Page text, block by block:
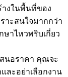
งในพื้นที่ของ
าะสนใจมากกว่า
ษาไหวพริบเกี่ยว
นอราคา คุณจะ
ละอย่าเลือกงาน